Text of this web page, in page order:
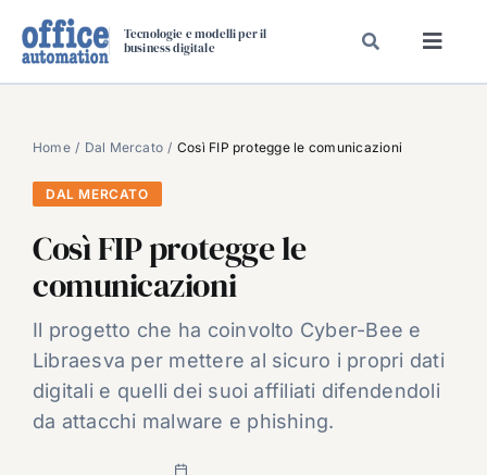
Tecnologie e modelli per il
business digitale
SPECIAL PAPER
TAVOLE ROTONDE DI REDAZIONE
CARRIERE
VIDEO
EVENTI
CHI SIAMO
Home Dal Mercato Così FIP protegge le comunicazioni
DAL MERCATO
Così FIP protegge le
comunicazioni
Il progetto che ha coinvolto Cyber-Bee e
Libraesva per mettere al sicuro i propri dati
digitali e quelli dei suoi affiliati difendendoli
da attacchi malware e phishing.